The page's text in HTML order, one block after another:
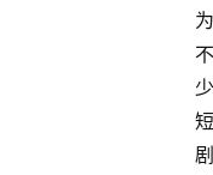
为
不
少
短
剧